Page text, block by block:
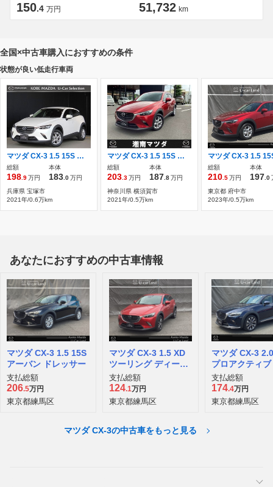
150.4 万円 51,732 km
全国×中古車購入におすすめの条件
状態が良い低走行車両
マツダ CX-3 1.5 15S ツーリング 衝突被害軽減ブレーキ/ワンオーナー/禁煙車
総額
198 .9万円
本体
183 .0万円
兵庫県 宝塚市
2021年/0.6万km
マツダ CX-3 1.5 15S ツーリング CD/DVDプレーヤー+地デジ(フルセグ)・360°
総額
203 .3万円
本体
187 .8万円
神奈川県 横須賀市
2021年/0.5万km
総額
210 .5万円
本体
197 .0
東京都 府中市
2023年/0.5万km
あなたにおすすめの中古車情報
マツダ CX-3 1.5 15S
アーバン ドレッサー
支払総額
206.5万円
東京都練馬区
マツダ CX-3 1.5 XD
ツーリング ディーゼ
ルターボ
支払総額
124.1万円
東京都練馬区
マツダ CX-3
プロアクティブ
ッケージ
支払総額
174.4万円
東京都練馬区
マツダ CX-3の中古車をもっと見る